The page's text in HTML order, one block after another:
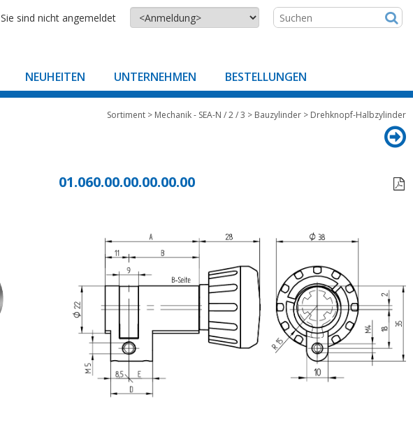
Sie sind nicht angemeldet
NEUHEITEN UNTERNEHMEN BESTELLUNGEN
Sortiment > Mechanik - SEA-N / 2 / 3 > Bauzylinder > Drehknopf-Halbzylinder
01.060.00.00.00.00.00
